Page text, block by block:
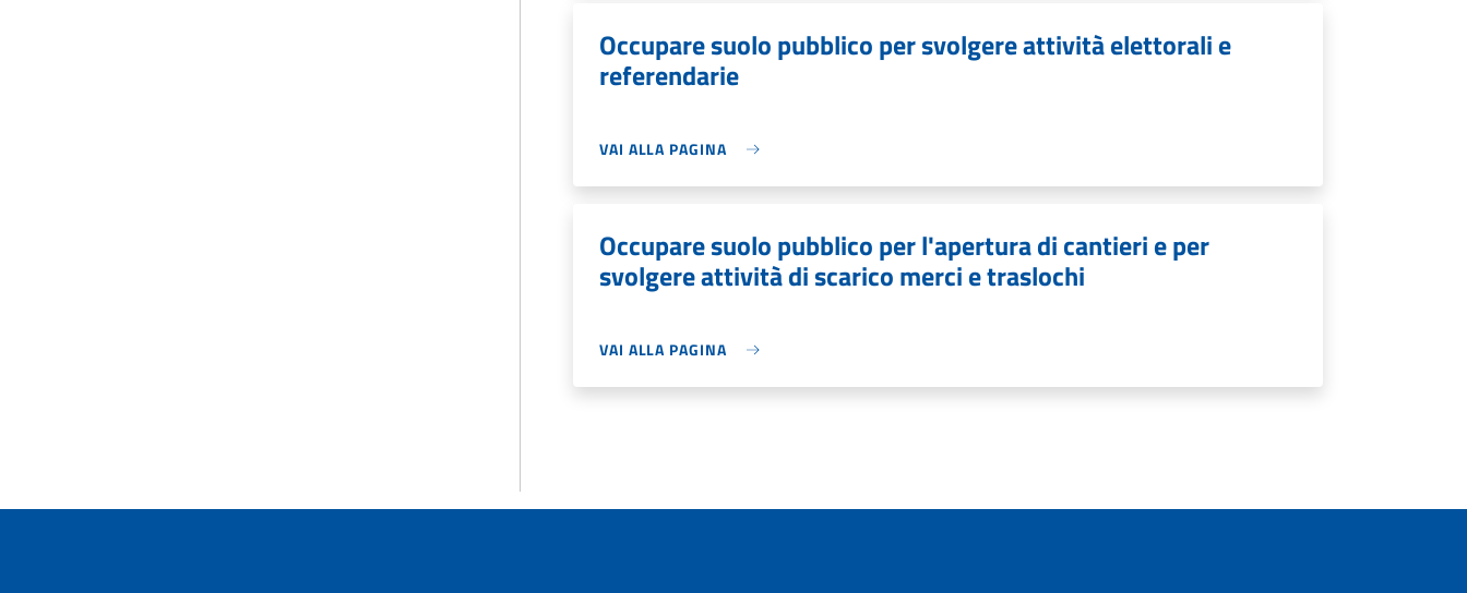
Occupare suolo pubblico per svolgere attività elettorali e
referendarie
VAI ALLA PAGINA
Occupare suolo pubblico per l'apertura di cantieri e per
svolgere attività di scarico merci e traslochi
VAI ALLA PAGINA